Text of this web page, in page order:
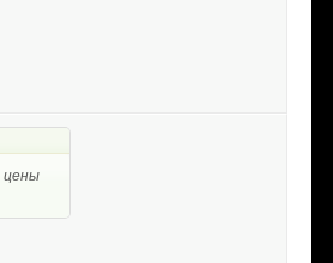
цены